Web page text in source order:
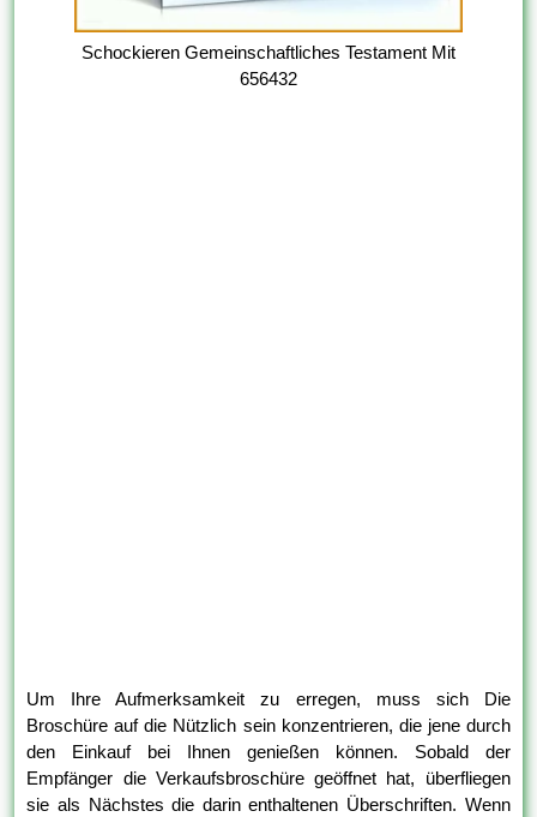
Schockieren Gemeinschaftliches Testament Mit
656432
Um Ihre Aufmerksamkeit zu erregen, muss sich Die
Broschüre auf die Nützlich sein konzentrieren, die jene durch
den Einkauf bei Ihnen genießen können. Sobald der
Empfänger die Verkaufsbroschüre geöffnet hat, überfliegen
sie als Nächstes die darin enthaltenen Überschriften. Wenn